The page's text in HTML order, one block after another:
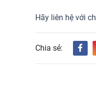
Hãy liên hệ với
Chia sẻ: